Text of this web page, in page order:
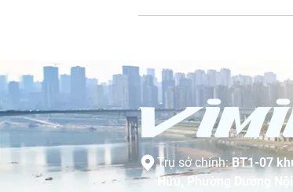
Trụ sở chính:BT1-07
Hữu, Phường Dương